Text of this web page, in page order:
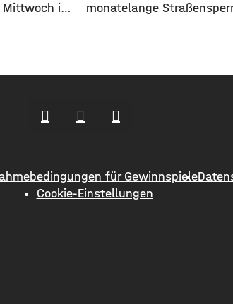
im
mit
monatelange
Das kündigt das
werden, sie weist
Abbrüche, Risse und
werden. Die Arbeiten
für Gewinnspiele
Cookie-Einstellungen